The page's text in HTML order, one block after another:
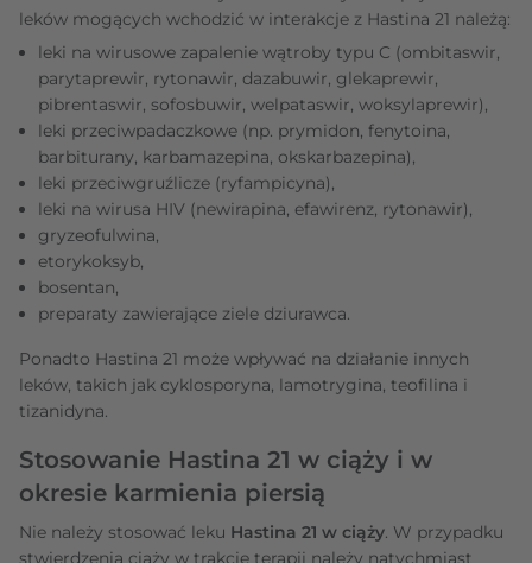
leków mogących wchodzić w interakcje z Hastina 21 należą:
leki na wirusowe zapalenie wątroby typu C (ombitaswir,
parytaprewir, rytonawir, dazabuwir, glekaprewir,
pibrentaswir, sofosbuwir, welpataswir, woksylaprewir),
leki przeciwpadaczkowe (np. prymidon, fenytoina,
barbiturany, karbamazepina, okskarbazepina),
leki przeciwgruźlicze (ryfampicyna),
leki na wirusa HIV (newirapina, efawirenz, rytonawir),
gryzeofulwina,
etorykoksyb,
bosentan,
preparaty zawierające ziele dziurawca.
Ponadto Hastina 21 może wpływać na działanie innych
leków, takich jak cyklosporyna, lamotrygina, teofilina i
tizanidyna.
Stosowanie Hastina 21 w ciąży i w
okresie karmienia piersią
Nie należy stosować leku Hastina 21 w ciąży. W przypadku
stwierdzenia ciąży w trakcie terapii należy natychmiast